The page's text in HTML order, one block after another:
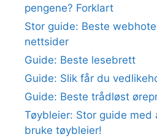
pengene? Forklart
Stor guide: Beste
nettsider
Guide: Beste lesebrett
Guide: Slik får du
Guide: Beste trådløst
Tøybleier: Stor guide med
bruke tøybleier!